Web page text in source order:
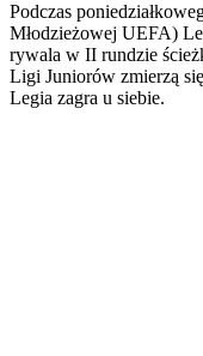
Podczas
Młodzieżowej UEFA)
rywala w II rundzie
Ligi Juniorów zmierzą
Legia zagra u siebie.